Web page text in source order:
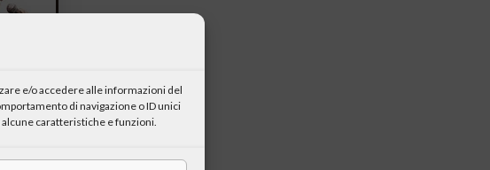
e/o accedere alle informazioni del
di navigazione o ID unici
caratteristiche e funzioni.